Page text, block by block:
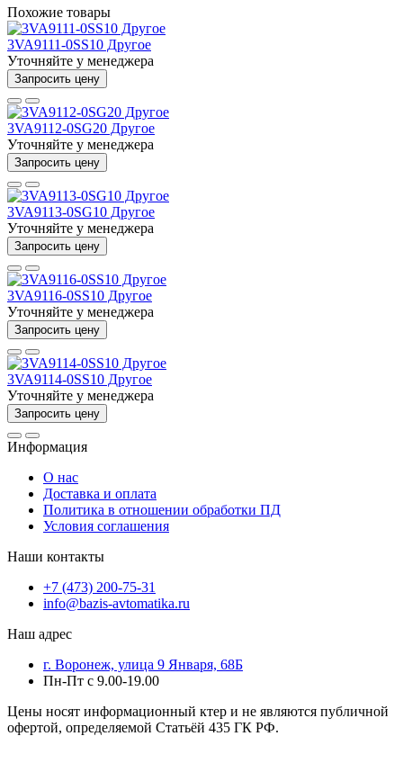
Похожие товары
3VA9111-0SS10 Другое
Уточняйте у менеджера
Запросить цену
3VA9112-0SG20 Другое
Уточняйте у менеджера
Запросить цену
3VA9113-0SG10 Другое
Уточняйте у менеджера
Запросить цену
3VA9116-0SS10 Другое
Уточняйте у менеджера
Запросить цену
3VA9114-0SS10 Другое
Уточняйте у менеджера
Запросить цену
Информация
О нас
Доставка и оплата
Политика в отношении обработки ПД
Условия соглашения
Наши контакты
+7 (473) 200-75-31
info@bazis-avtomatika.ru
Наш адрес
г. Воронеж, улица 9 Января, 68Б
Пн-Пт с 9.00-19.00
Цены носят информационный ктер и не являются публичной
офертой, определяемой Статьёй 435 ГК РФ.